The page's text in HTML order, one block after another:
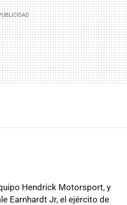
Hendrick Motorsport, y
Earnhardt Jr, el ejército de